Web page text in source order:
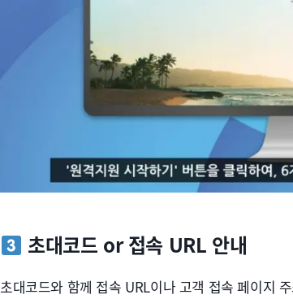
초대코드 or 접속 URL 안내
초대코드와 함께 접속 URL이나 고객 접속 페이지